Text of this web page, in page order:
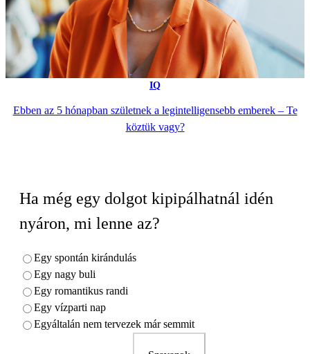
IQ
Ebben az 5 hónapban születnek a legintelligensebb emberek – Te
köztük vagy?
Ha még egy dolgot kipipálhatnál idén
nyáron, mi lenne az?
Egy spontán kirándulás
Egy nagy buli
Egy romantikus randi
Egy vízparti nap
Egyáltalán nem tervezek már semmit